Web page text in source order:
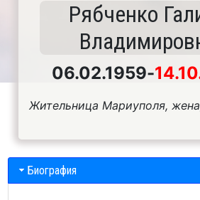
Рябченко
06.02.1959-
Жительница Мариуполя,
Биография